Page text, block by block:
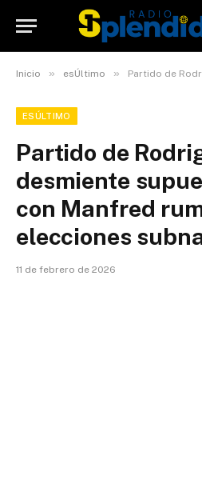
Inicio » esÚltimo » Partido de Rodrigo Paz desmiente
ESÚLTIMO
Partido de
desmiente
con Manfred
elecciones
11 de febrero de 2026